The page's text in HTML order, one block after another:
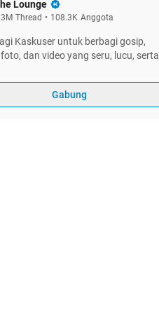
Lounge
Thread • 108.3K Anggota
Kaskuser untuk berbagi gosip,
dan video yang seru, lucu, serta
Gabung